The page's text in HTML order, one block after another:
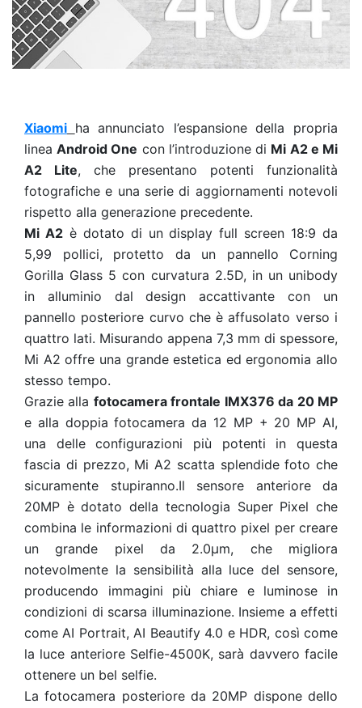
Xiaomi ha annunciato l’espansione della propria
lineaAndroid One con l’introduzione di Mi A2 e Mi
A2 Lite, che presentano potenti funzionalità
fotografiche e una serie di aggiornamenti notevoli
rispetto alla generazione precedente.
Mi A2è dotato di un display full screen 18:9 da
5,99 pollici, protetto da un pannello Corning
Gorilla Glass 5 con curvatura 2.5D, in un unibody
in alluminio dal design accattivante con un
pannello posteriore curvo che è affusolato verso i
quattro lati. Misurando appena 7,3 mm di spessore,
Mi A2 offre una grande estetica ed ergonomia allo
stesso tempo.
Grazie alla fotocamera frontale IMX376 da 20 MP
e alla doppia fotocamera da 12 MP + 20 MP AI,
una delle configurazioni più potenti in questa
fascia di prezzo, Mi A2 scatta splendide foto che
sicuramente stupiranno.Il sensore anteriore da
20MP è dotato della tecnologia Super Pixel che
combina le informazioni di quattro pixel per creare
un grande pixel da 2.0μm, che migliora
notevolmente la sensibilità alla luce del sensore,
producendo immagini più chiare e luminose in
condizioni di scarsa illuminazione. Insieme a effetti
come AI Portrait, AI Beautify 4.0 e HDR, così come
la luce anteriore Selfie-4500K, sarà davvero facile
ottenere un bel selfie.
La fotocamera posteriore da 20MP dispone dello